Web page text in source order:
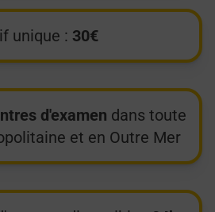
unique : 30€
d'examen dans toute
et en Outre Mer